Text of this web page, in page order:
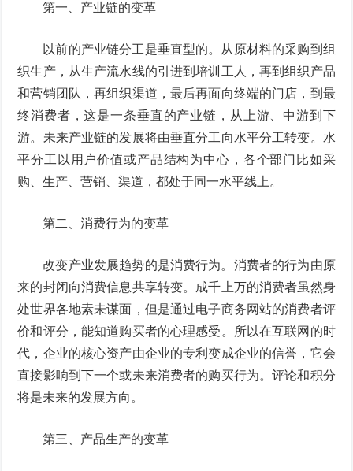
第一、产业链的变革
以前的产业链分工是垂直型的。从原材料的采购到组
织生产，从生产流水线的引进到培训工人，再到组织产品
和营销团队，再组织渠道，最后再面向终端的门店，到最
终消费者，这是一条垂直的产业链，从上游、中游到下
游。未来产业链的发展将由垂直分工向水平分工转变。水
平分工以用户价值或产品结构为中心，各个部门比如采
购、生产、营销、渠道，都处于同一水平线上。
第二、消费行为的变革
改变产业发展趋势的是消费行为。消费者的行为由原
来的封闭向消费信息共享转变。成千上万的消费者虽然身
处世界各地素未谋面，但是通过电子商务网站的消费者评
价和评分，能知道购买者的心理感受。所以在互联网的时
代，企业的核心资产由企业的专利变成企业的信誉，它会
直接影响到下一个或未来消费者的购买行为。评论和积分
将是未来的发展方向。
第三、产品生产的变革